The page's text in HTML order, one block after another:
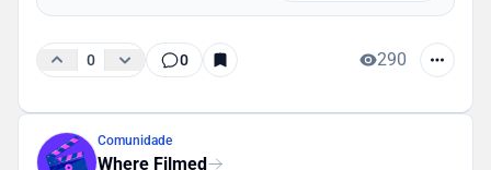
0 0 290
Comunidade
Where Filmed